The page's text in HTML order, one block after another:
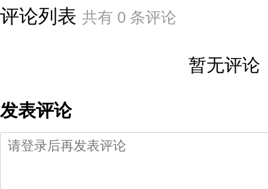
评论列表 共有 0 条评论
暂无评论
发表评论